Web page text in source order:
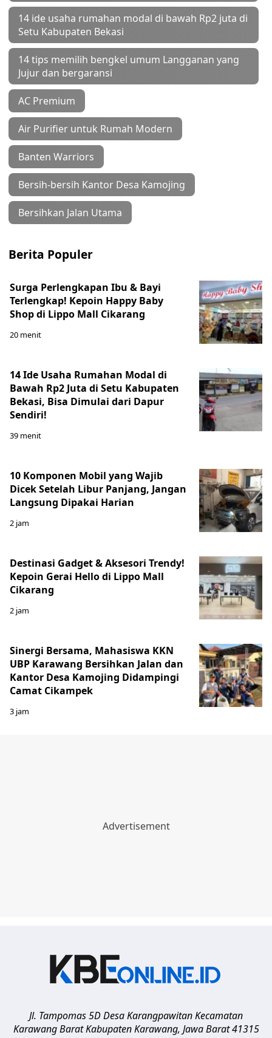
14 ide usaha rumahan modal di bawah Rp2 juta di
Setu Kabupaten Bekasi
14 tips memilih bengkel umum Langganan yang
Jujur dan bergaransi
AC Premium
Air Purifier untuk Rumah Modern
Banten Warriors
Bersih-bersih Kantor Desa Kamojing
Bersihkan Jalan Utama
Berita Populer
Surga Perlengkapan Ibu & Bayi
Terlengkap! Kepoin Happy Baby
Shop di Lippo Mall Cikarang
20 menit
14 Ide Usaha Rumahan Modal di
Bawah Rp2 Juta di Setu Kabupaten
Bekasi, Bisa Dimulai dari Dapur
Sendiri!
39 menit
10 Komponen Mobil yang Wajib
Dicek Setelah Libur Panjang, Jangan
Langsung Dipakai Harian
2 jam
Destinasi Gadget & Aksesori Trendy!
Kepoin Gerai Hello di Lippo Mall
Cikarang
2 jam
Sinergi Bersama, Mahasiswa KKN
UBP Karawang Bersihkan Jalan dan
Kantor Desa Kamojing Didampingi
Camat Cikampek
3 jam
Jl. Tampomas 5D Desa Karangpawitan Kecamatan
Karawang Barat Kabupaten Karawang, Jawa Barat 41315